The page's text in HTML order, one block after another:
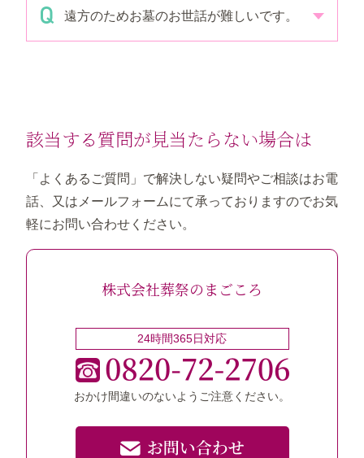
遠方のためお墓のお世話が難しいです。
該当する質問が見当たらない場合は
「よくあるご質問」で解決しない疑問やご相談はお電
話、又はメールフォームにて承っておりますのでお気
軽にお問い合わせください。
株式会社葬祭のまごころ
24時間365日対応
おかけ間違いのないようご注意ください。